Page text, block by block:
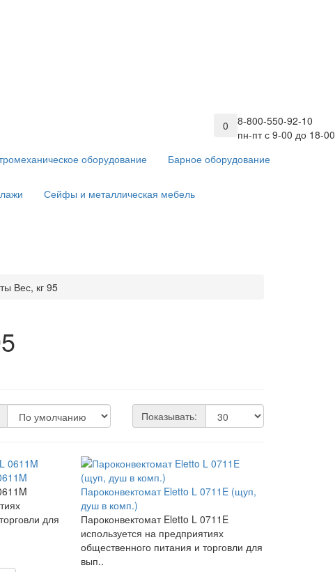
8-800-550-92-10
пн-пт с 9-00 до 18-00
0
оборудование Барное оборудование
Сейфы и металлическая мебель
Вес, кг 95
Показывать:
для
Пароконвектомат Eletto L 0711E (щуп,
душ в комп.)
Пароконвектомат Eletto L 0711E
используется на предприятиях
общественного питания и торговли для
вып..